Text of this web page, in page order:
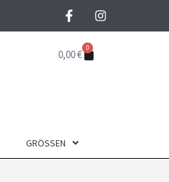
0,00€ 0
GRÖSSEN